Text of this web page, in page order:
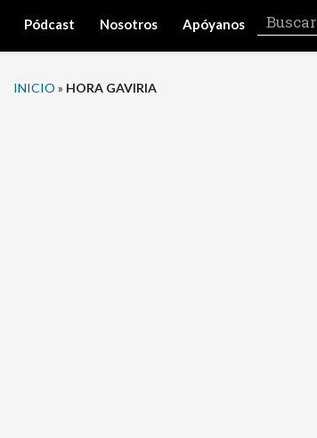
Pódcast Nosotros Apóyanos
INICIO » HORA GAVIRIA